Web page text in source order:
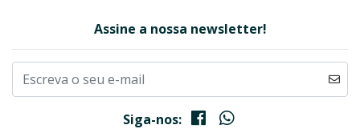
Assine a nossa newsletter!
Siga-nos: